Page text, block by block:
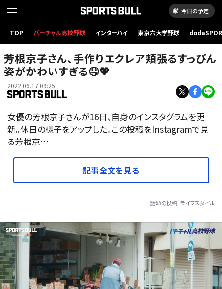
今日の予定
TOP バーチャル高校野球 インターハイ 東京六大学野球
芳根京子さん、手作りエクレア頬張るすっぴん
姿がかわいすぎる🤤💖
2022.06.17 09:25
女優の芳根京子さんが16日、自身のインスタグラムを更
新。休日の様子をアップした。この投稿をInstagramで見
る芳根京…
記事全文を見る
話題の投稿 ライフスタイル